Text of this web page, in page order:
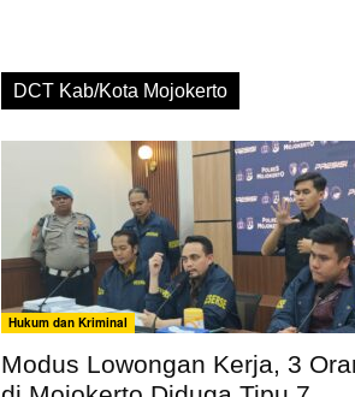
DCT Kab/Kota Mojokerto
Hukum dan Kriminal
Modus Lowongan Kerja, 3